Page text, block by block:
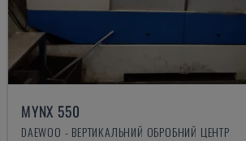
MYNX 550
DAEWOO - ВЕРТИКАЛЬНИЙ ОБРОБНИЙ ЦЕНТР